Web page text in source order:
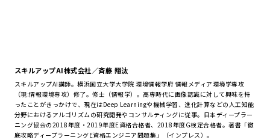
スキルアップAI株式会社／斉藤 翔汰
スキルアップAI講師。横浜国立大学大学院 環境情報学府 情報メディア環境学専攻
（現:情報環境専攻）修了。修士（情報学）。高専時代に画像認識に対して興味を持
ったことがきっかけで、現在はDeep Learningや機械学習、進化計算などの人工知能
分野におけるアルゴリズムの研究開発やコンサルティングに従事。日本ディープラー
ニング協会の2018年度・2019年度E資格合格者、2018年度G検定合格者。著書「徹
底攻略ディープラーニングE資格エンジニア問題集」（インプレス）。